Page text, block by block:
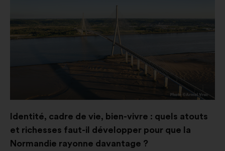
Identité, cadre de vie, bien-vivre : quels atouts
et richesses faut-il développer pour que la
Normandie rayonne davantage ?